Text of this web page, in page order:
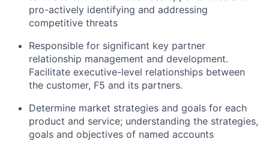
pro-actively identifying and addressing
competitive threats
Responsible for significant key partner
relationship management and development.
Facilitate executive-level relationships between
the customer, F5 and its partners.
Determine market strategies and goals for each
product and service; understanding the strategies,
goals and objectives of named accounts